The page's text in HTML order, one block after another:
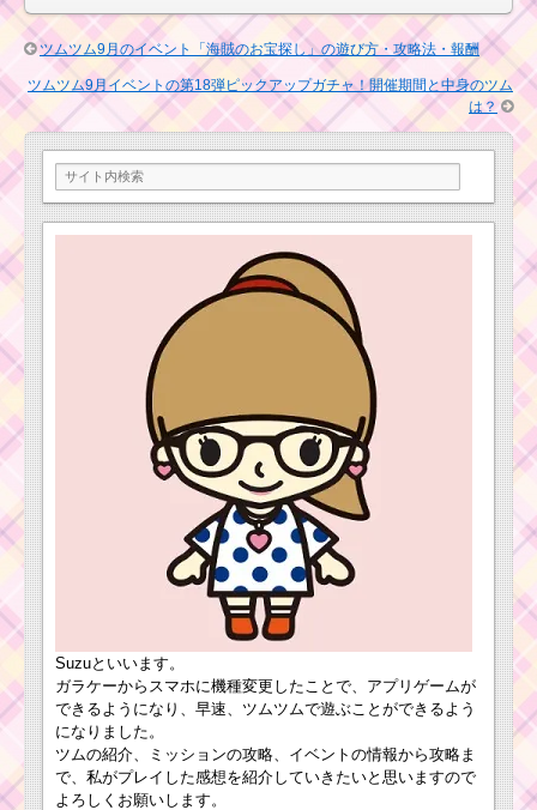
ツムはパレードミッキ
ー・コンサートミッキ
ー・ソーサラーミッキ
ー
ツムツム確率アップ
2017年6月第一弾・第
二弾！セレクトツムは
ハッピーラプンツェ
マキシマス
ツムツム確率アップ
2016年4月！セレクト
ツムは白雪姫・オーロ
ラ姫・アリエル
ツムツム9月新ツムのジ
ャスミン･アラジン･ジ
ーニーが確率アップ！
入手するなら今がチャ
ンス
ツムツム確率アップ
2016年5月！セレクト
ツムはレイ・カイロレ
ルーク・ヨーダ
ンタスら5体
ツムツム確率アップ
2016年4月！セレクト
ツムはダースベイダ
ー・ルーク・ヨーダ
ツムツム確率アップ
2016年7月！セレクト
ツムはマレフィセン
ト・サプライズエル
サ・アラジン
ツムツム確率アップ
レクトツムはルーク・
ハンソロ・チューバッ
カ
ツムツム確率アップ
2016年11月！セレクト
ツムはパレードミッキ
ー・コンサートミッキ
ー・ソーサラーミッキ
ー
ツムツム10月新ツム
ンハットミッキー･キャ
ットハットミニー･おば
けデールが確率アッ
ツムツム9月のイベント「海賊のお宝探し」の遊び方・攻略法・報酬
ツムツム9月イベントの第18弾ピックアップガチャ！開催期間と中身のツム
は？
Suzuといいます。
ガラケーからスマホに機種変更したことで、アプリゲームが
できるようになり、早速、ツムツムで遊ぶことができるよう
になりました。
ツムの紹介、ミッションの攻略、イベントの情報から攻略ま
で、私がプレイした感想を紹介していきたいと思いますので
よろしくお願いします。